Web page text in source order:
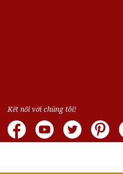
Kết nối với chúng tôi!